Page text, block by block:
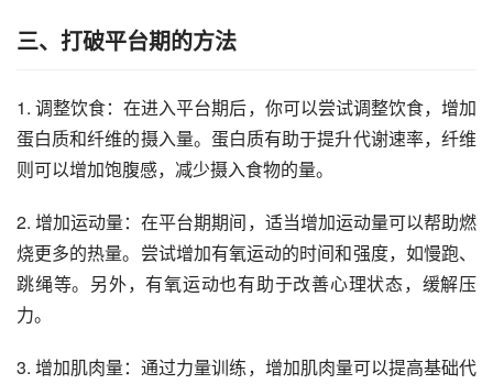
三、打破平台期的方法
1. 调整饮食：在进入平台期后，你可以尝试调整饮食，增加
蛋白质和纤维的摄入量。蛋白质有助于提升代谢速率，纤维
则可以增加饱腹感，减少摄入食物的量。
2. 增加运动量：在平台期期间，适当增加运动量可以帮助燃
烧更多的热量。尝试增加有氧运动的时间和强度，如慢跑、
跳绳等。另外，有氧运动也有助于改善心理状态，缓解压
力。
3. 增加肌肉量：通过力量训练，增加肌肉量可以提高基础代